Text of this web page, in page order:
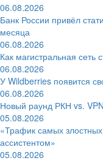
06.08.2026
Банк России привёл
месяца
06.08.2026
Как магистральная сеть
06.08.2026
У Wildberries появится
06.08.2026
Новый раунд РКН vs.
05.08.2026
«Трафик самых
ассистентом»
05.08.2026